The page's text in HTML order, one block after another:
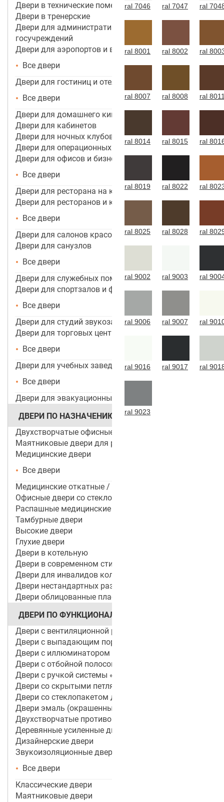
Двери в технические помещения
Двери в тренерские
Двери для административных зданий и
госучреждений
Двери для аэропортов и вокзалов
Все двери
Двери для гостиниц и отелей
Все двери
Двери для домашнего кинотеатра
Двери для кабинетов
Двери для ночных клубов
Двери для операционных
Двери для офисов и бизнес центров
Все двери
Двери для ресторана на кухню
Двери для ресторанов и кафе
Все двери
Двери для салонов красоты
Двери для санузлов
Все двери
Двери для служебных помещений
Двери для спортзалов и фитнес-центров
Все двери
Двери для студий звукозаписи
Двери для торговых центров, помещений
Все двери
Двери для учебных заведений и ДОУ
Все двери
Двери для эвакуационных выходов
ДВЕРИ ПО НАЗНАЧЕНИЮ
Двухстворчатые офисные двери
Маятниковые двери для ресторанов и кафе
Медицинские двери
Все двери
Медицинские откатные / раздвижные двери
Офисные двери со стеклом
Распашные медицинские двери
Тамбурные двери
Высокие двери
Глухие двери
Двери в котельную
Двери в современном стиле
Двери для инвалидов колясочников
Двери нестандартных размеров
Двери облицованные пластиком
ДВЕРИ ПО ФУНКЦИОНАЛУ
Двери с вентиляционной решеткой
Двери с выпадающим порогом / беспороговые
Двери с иллюминатором
Двери с отбойной полосой (пластиной)
Двери с ручкой системы «Антипаника»
Двери со скрытыми петлями
Двери со стеклопакетом для объектов
Двери эмаль (окрашенные по RAL)
Двухстворчатые противопожарные двери
Деревянные усиленные двери
Дизайнерские двери
Звукоизоляционные двери
Все двери
Классические двери
Маятниковые двери
ral 7046 ral 7047 ral
ral 8001 ral 8002 ral
ral 8007 ral 8008 ral
ral 8014 ral 8015 ral
ral 8019 ral 8022 ral
ral 8025 ral 8028 ral
ral 9002 ral 9003 ral
ral 9006 ral 9007 ral
ral 9016 ral 9017 ral
ral 9023